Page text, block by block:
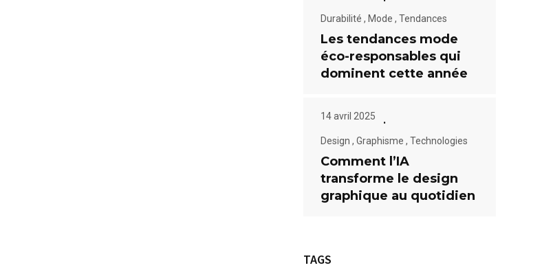
Durabilité , Mode , Tendances
Les tendances mode
éco-responsables qui
dominent cette année
14 avril 2025
Design , Graphisme , Technologies
Comment l’IA
transforme le design
graphique au quotidien
TAGS